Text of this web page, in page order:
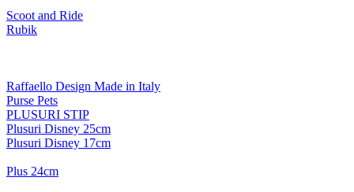
Scoot and Ride
Rubik
Raffaello Design Made in Italy
Purse Pets
PLUSURI STIP
Plusuri Disney 25cm
Plusuri Disney 17cm
Plus 24cm